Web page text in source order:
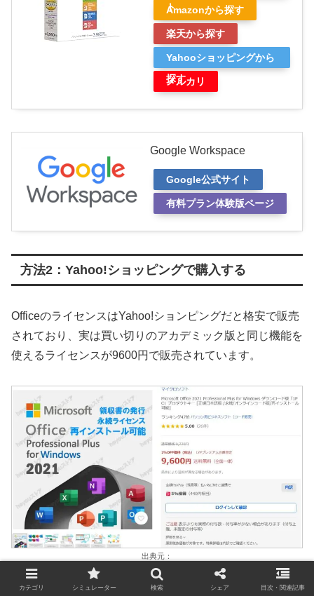
ト
Amazonから探す
楽天から探す
Yahooショッピングから
探す
メルカリ
Google Workspace
Google公式サイト
有料プラン体験版ページ
方法2：Yahoo!ショッピングで購入する
OfficeのライセンスはYahoo!ションピングだと格安で販売
されており、実は買い切りのアカデミック版と同じ機能を
使えるライセンスが9600円で販売されています。
出典元：
Yahoo!ショッピング
カテゴリ シミュレーター 検索 シェア 目次・関連記事